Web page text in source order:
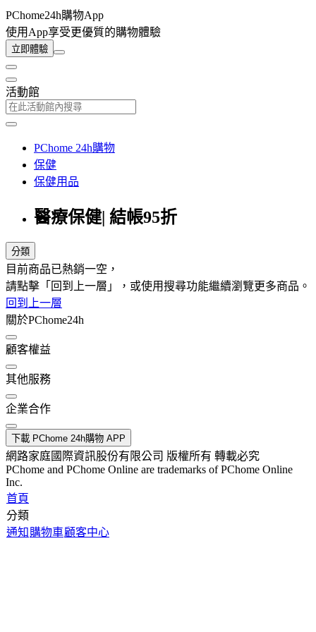
PChome24h購物App
使用App享受更優質的購物體驗
立即體驗
活動館
PChome 24h購物
保健
保健用品
醫療保健| 結帳95折
分類
目前商品已熱銷一空，
請點擊「回到上一層」，或使用搜尋功能繼續瀏覽更多商品。
回到上一層
關於PChome24h
顧客權益
其他服務
企業合作
下載 PChome 24h購物 APP
網路家庭國際資訊股份有限公司 版權所有 轉載必究
PChome and PChome Online are trademarks of PChome Online
Inc.
首頁
分類
通知 購物車顧客中心